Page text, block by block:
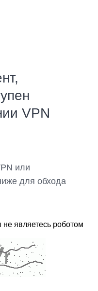
VPN
или
для обхода
являетесь роботом